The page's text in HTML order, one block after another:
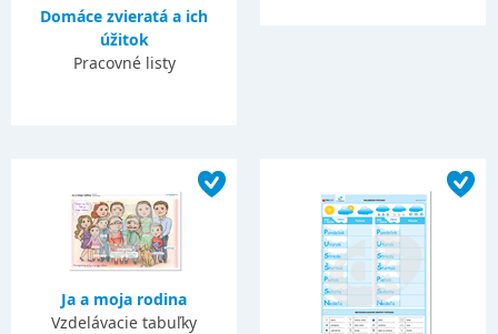
Domáce zvieratá a ich
úžitok
Pracovné listy
Ja a moja rodina
Vzdelávacie tabuľky